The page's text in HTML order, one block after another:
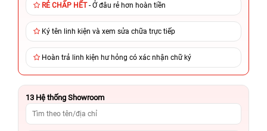
RẺ CHẤP HẾT- Ở đâu rẻ hơn hoàn tiền
Ký tên linh kiện và xem sửa chữa trực tiếp
Hoàn trả linh kiện hư hỏng có xác nhận chữ ký
13 Hệ thống Showroom